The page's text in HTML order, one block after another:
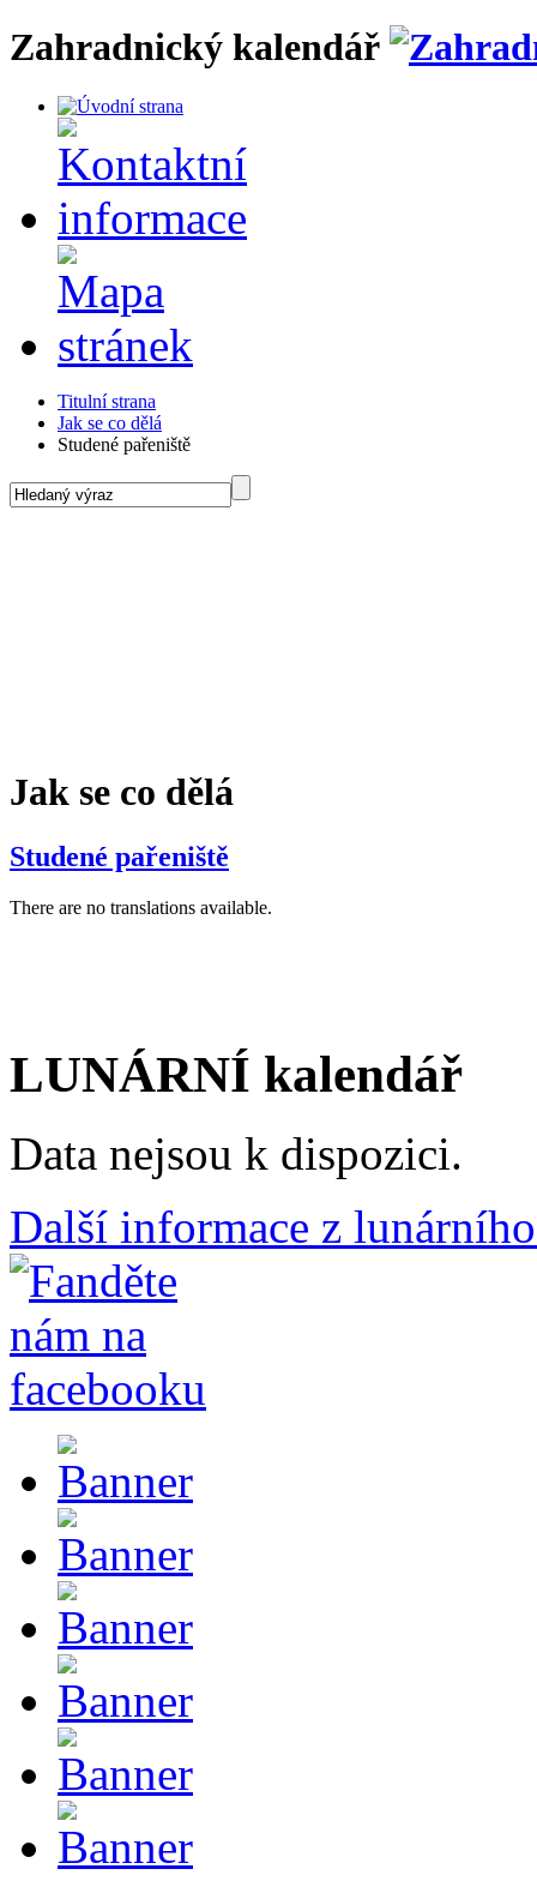
Zahradnický kalendář
Titulní strana
Jak se co dělá
Studené pařeniště
Jak se co dělá
Studené pařeniště
There are no translations available.
LUNÁRNÍ kalendář
Data nejsou k dispozici.
Další informace z